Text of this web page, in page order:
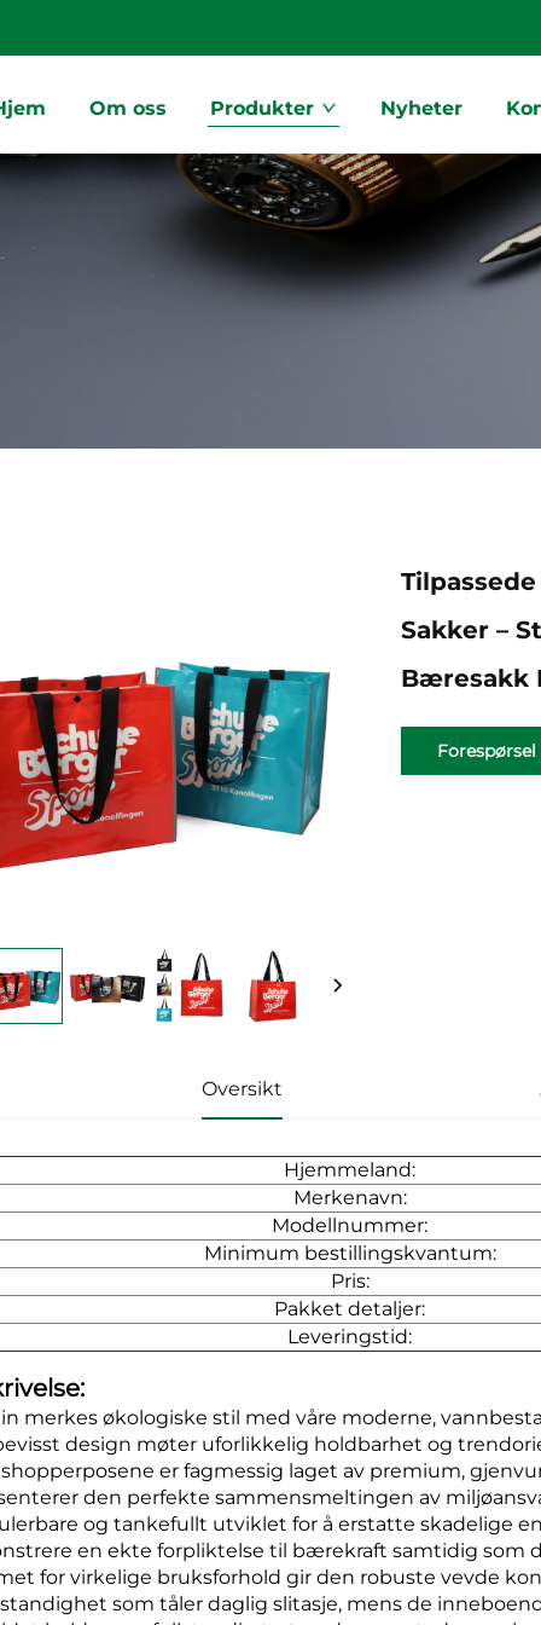
Om oss Produkter Nyheter
Sakker –
Bæresakk
Forespørsel
Oversikt
Hjemmeland:
Merkenavn:
Modellnummer:
Minimum bestillingskvantum:
Pris:
Pakket detaljer:
Leveringstid:
merkes økologiske stil med våre moderne,
design møter uforlikkelig holdbarhet og
shopperposene er fagmessig laget av premium,
den perfekte sammensmeltingen av
og tankefullt utviklet for å erstatte skadelige
en ekte forpliktelse til bærekraft samtidig som
for virkelige bruksforhold gir den robuste vevde
som tåler daglig slitasje, mens de